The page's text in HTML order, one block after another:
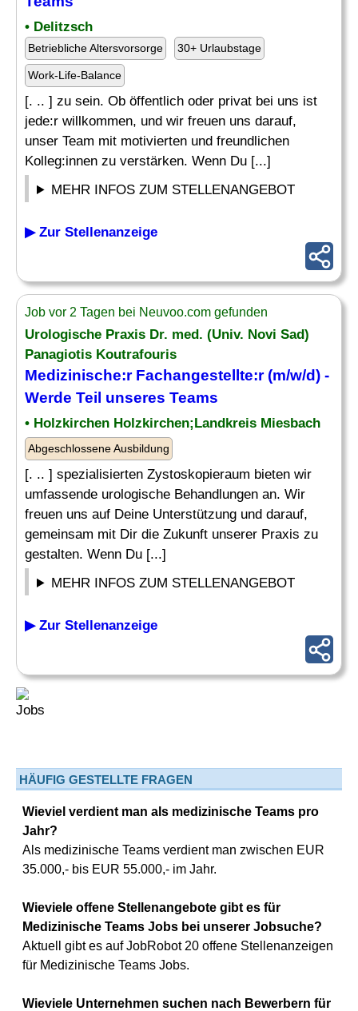
• Delitzsch
Betriebliche Altersvorsorge 30+ Urlaubstage
Work-Life-Balance
[. .. ] zu sein. Ob öffentlich oder privat bei uns ist
jede:r willkommen, und wir freuen uns darauf,
unser Team mit motivierten und freundlichen
Kolleg:innen zu verstärken. Wenn Du [...]
MEHR INFOS ZUM STELLENANGEBOT
▶ Zur Stellenanzeige
Job vor 2 Tagen bei Neuvoo.com gefunden
Urologische Praxis Dr. med. (Univ. Novi Sad)
Panagiotis Koutrafouris
Medizinische:r Fachangestellte:r (m/w/d) -
Werde Teil unseres Teams
• Holzkirchen Holzkirchen;Landkreis Miesbach
Abgeschlossene Ausbildung
[. .. ] spezialisierten Zystoskopieraum bieten wir
umfassende urologische Behandlungen an. Wir
freuen uns auf Deine Unterstützung und darauf,
gemeinsam mit Dir die Zukunft unserer Praxis zu
gestalten. Wenn Du [...]
MEHR INFOS ZUM STELLENANGEBOT
▶ Zur Stellenanzeige
HÄUFIG GESTELLTE FRAGEN
Wieviel verdient man als medizinische Teams pro
Jahr?
Als medizinische Teams verdient man zwischen EUR
35.000,- bis EUR 55.000,- im Jahr.
Wieviele offene Stellenangebote gibt es für
Medizinische Teams Jobs bei unserer Jobsuche?
Aktuell gibt es auf JobRobot 20 offene Stellenanzeigen
für Medizinische Teams Jobs.
Wieviele Unternehmen suchen nach Bewerbern für